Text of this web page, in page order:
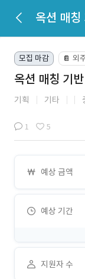
모집 마감 📔 외
옥션 매칭 기
기획 기타
1 5
예상 금액
예상 기간
지원자 수